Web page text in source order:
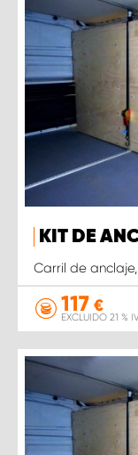
KIT DE
Carril de
117 €
EXCLUIDO 21 %